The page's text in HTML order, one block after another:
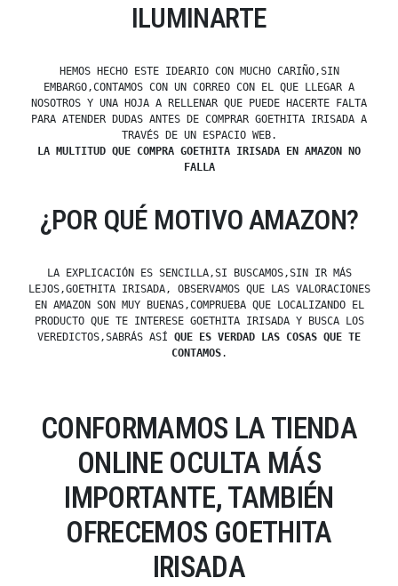
ILUMINARTE
HEMOS HECHO ESTE IDEARIO CON MUCHO CARIÑO,SIN
EMBARGO,CONTAMOS CON UN CORREO CON EL QUE LLEGAR A
NOSOTROS Y UNA HOJA A RELLENAR QUE PUEDE HACERTE FALTA
PARA ATENDER DUDAS ANTES DE COMPRAR GOETHITA IRISADA A
TRAVÉS DE UN ESPACIO WEB.
LA MULTITUD QUE COMPRA GOETHITA IRISADA EN AMAZON NO
FALLA
¿POR QUÉ MOTIVO AMAZON?
LA EXPLICACIÓN ES SENCILLA,SI BUSCAMOS,SIN IR MÁS
LEJOS,GOETHITA IRISADA, OBSERVAMOS QUE LAS VALORACIONES
EN AMAZON SON MUY BUENAS,COMPRUEBA QUE LOCALIZANDO EL
PRODUCTO QUE TE INTERESE GOETHITA IRISADA Y BUSCA LOS
VEREDICTOS,SABRÁS ASÍ QUE ES VERDAD LAS COSAS QUE TE
CONTAMOS.
CONFORMAMOS LA TIENDA
ONLINE OCULTA MÁS
IMPORTANTE, TAMBIÉN
OFRECEMOS GOETHITA
IRISADA